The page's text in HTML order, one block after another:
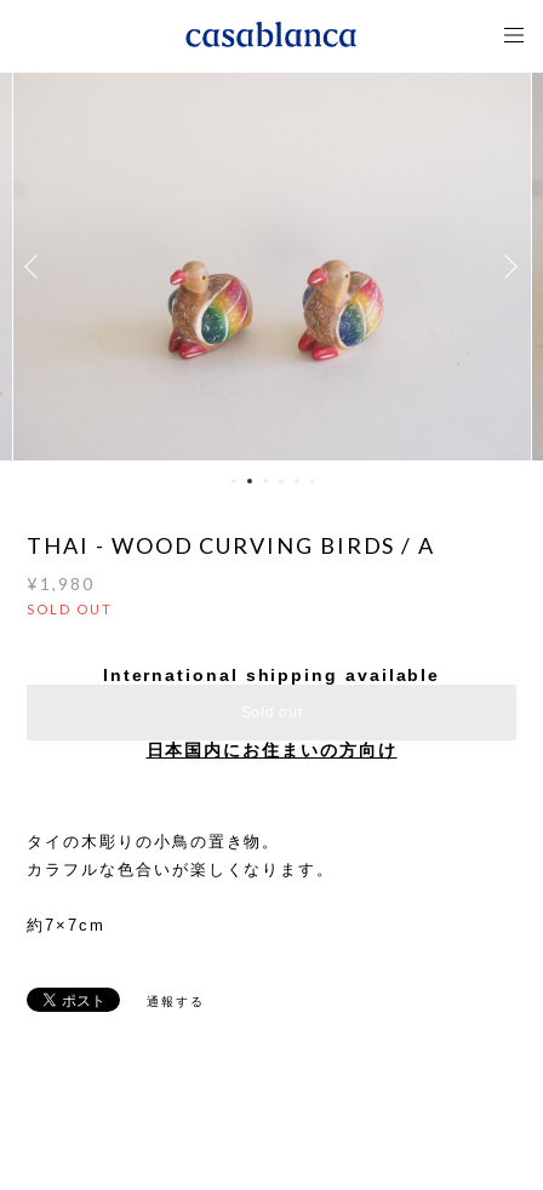
THAI - WOOD CURVING BIRDS / A
¥1,980
SOLD OUT
International shipping available
日本国内にお住まいの方向け
タイの木彫りの小鳥の置き物。
カラフルな色合いが楽しくなります。
約7×7cm
通報する